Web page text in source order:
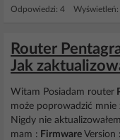
Odpowiedzi: 4 Wyświetleń:
Router
Jak
Witam Posiadam router
może poprowadzić mnie
Nigdy nie
mam : Firmware Version